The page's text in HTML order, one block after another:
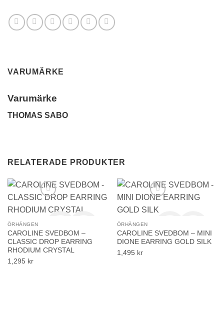
VARUMÄRKE
Varumärke
THOMAS SABO
RELATERADE PRODUKTER
ÖRHÄNGEN
CAROLINE SVEDBOM –
CLASSIC DROP EARRING
RHODIUM CRYSTAL
1,295 kr
ÖRHÄNGEN
CAROLINE SVEDBOM – MINI
DIONE EARRING GOLD SILK
1,495 kr